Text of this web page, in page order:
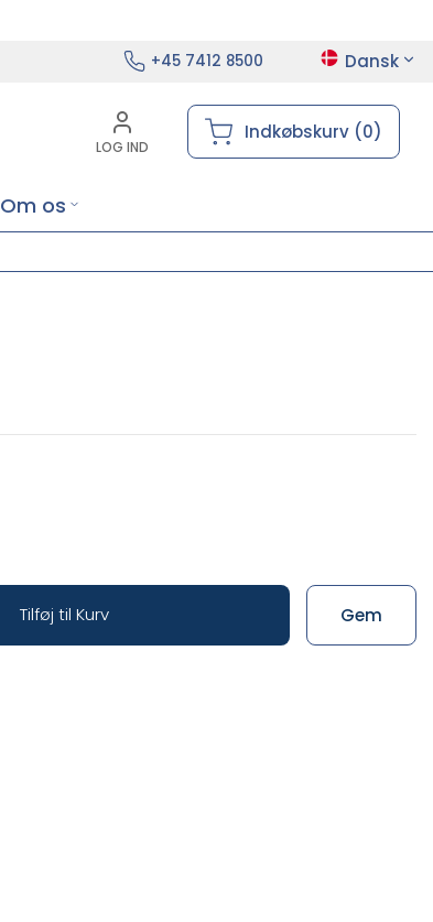
+45 7412 8500 Dansk
LOG IND
Indkøbskurv (0)
Om os
Tilføj til Kurv Gem